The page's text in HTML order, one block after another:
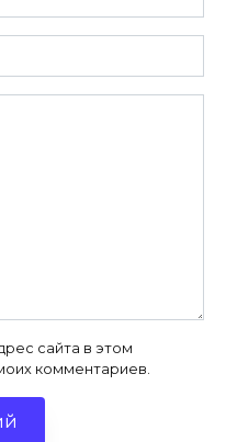
сайта в этом
комментариев.